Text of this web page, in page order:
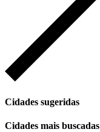
Cidades sugeridas
Cidades mais buscadas